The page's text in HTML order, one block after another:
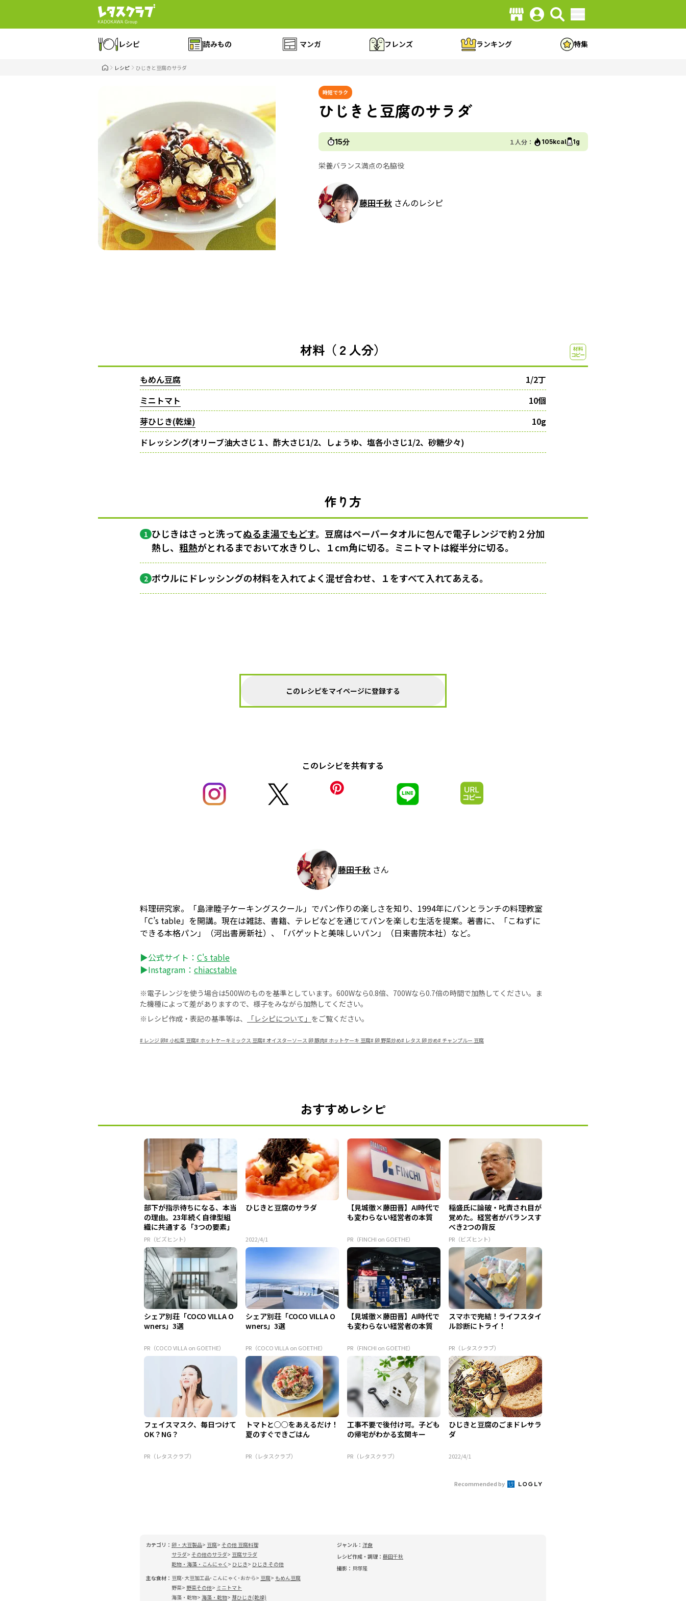
レシピ 読みもの マンガ フレンズ ランキング 特集
レシピ ひじきと豆腐のサラダ
時短でラク
ひじきと豆腐のサラダ
15分 １人分： 105kcal 1g
栄養バランス満点の名脇役
藤田千秋 さんのレシピ
材料（２人分）
もめん豆腐
1/2丁
ミニトマト
10個
芽ひじき(乾燥)
10g
ドレッシング(オリーブ油大さじ１、酢大さじ1/2、しょうゆ、塩各小さじ1/2、砂糖少々)
作り方
1 ひじきはさっと洗ってぬるま湯でもどす。豆腐はペーパータオルに包んで電子レンジで約２分加
熱し、粗熱がとれるまでおいて水きりし、１cm角に切る。ミニトマトは縦半分に切る。
2 ボウルにドレッシングの材料を入れてよく混ぜ合わせ、１をすべて入れてあえる。
このレシピをマイページに登録する
このレシピを共有する
藤田千秋 さん
料理研究家。「島津睦子ケーキングスクール」でパン作りの楽しさを知り、1994年にパンとランチの料理教室
「C’s table」を開講。現在は雑誌、書籍、テレビなどを通じてパンを楽しむ生活を提案。著書に、「こねずに
できる本格パン」（河出書房新社）、「バゲットと美味しいパン」（日東書院本社）など。
▶公式サイト： C's table
▶Instagram： chiacstable
※電子レンジを使う場合は500Wのものを基準としています。600Wなら0.8倍、700Wなら0.7倍の時間で加熱してください。ま
た機種によって差がありますので、様子をみながら加熱してください。
※レシピ作成・表記の基準等は、
「レシピについて」 をご覧ください。
# レンジ 卵# 小松菜 豆腐# ホットケーキミックス 豆腐#オイスターソース 卵 豚肉# ホットケーキ 豆腐#卵 野菜炒め# レタス 卵 炒め# チャンプルー 豆腐
おすすめレシピ
部下が指示待ちになる、本当
の理由。23年続く自律型組
織に共通する「3つの要素」
PR（ビズヒント）
ひじきと豆腐のサラダ
2022/4/1
【見城徹×藤田晋】AI時代で
も変わらない経営者の本質
PR（FINCHI on GOETHE）
稲盛氏に論破・叱責され目が
覚めた。経営者がバランスす
べき2つの背反
PR（ビズヒント）
シェア別荘「COCO VILLA O
wners」3選
PR（COCO VILLA on GOETHE）
シェア別荘「COCO VILLA O
wners」3選
PR（COCO VILLA on GOETHE）
【見城徹×藤田晋】AI時代で
も変わらない経営者の本質
PR（FINCHI on GOETHE）
スマホで完結！ライフスタイ
ル診断にトライ！
PR（レタスクラブ）
フェイスマスク、毎日つけて
OK？NG？
PR（レタスクラブ）
トマトと○○をあえるだけ！
夏のすぐできごはん
PR（レタスクラブ）
工事不要で後付け可。子ども
の帰宅がわかる玄関キー
PR（レタスクラブ）
ひじきと豆腐のごまドレサラ
ダ
2022/4/1
Recommended by
カテゴリ： 卵・大豆製品 豆腐 その他 豆腐料理
サラダ その他のサラダ
豆腐サラダ
乾物・海藻・こんにゃく
ひじき
ひじき その他
主な食材： 豆腐･大豆加工品･こんにゃく･おから 豆腐
もめん豆腐
野菜
野菜その他
ミニトマト
海藻・乾物 海藻・乾物 芽ひじき(乾燥)
ジャンル： 洋食
レシピ作成・調理： 藤田千秋
撮影： 貝塚隆